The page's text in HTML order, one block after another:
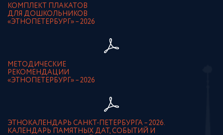
КОМПЛЕКТ ПЛАКАТОВ
ДЛЯ ДОШКОЛЬНИКОВ
«ЭТНОПЕТЕРБУРГ» – 2026
МЕТОДИЧЕСКИЕ
РЕКОМЕНДАЦИИ
«ЭТНОПЕТЕРБУРГ» – 2026
ЭТНОКАЛЕНДАРЬ САНКТ-ПЕТЕРБУРГА – 2026.
КАЛЕНДАРЬ ПАМЯТНЫХ ДАТ, СОБЫТИЙ И